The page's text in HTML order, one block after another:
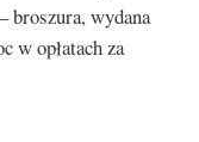
broszura, wydana
w opłatach za